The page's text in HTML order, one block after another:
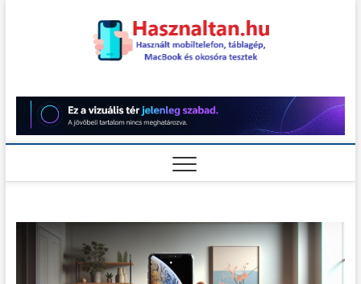
Használt
teszt
TÁBLAGÉP, MACBOOK ÉS
OKOSÓRA TESZTEK